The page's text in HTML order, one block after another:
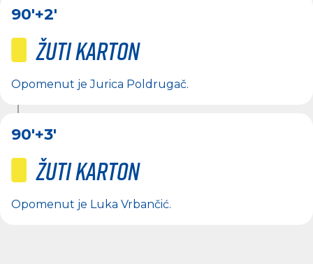
90'+2'
Žuti karton
Opomenut jeJurica Poldrugač.
90'+3'
Žuti karton
Opomenut je Luka Vrbančić.